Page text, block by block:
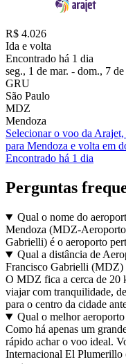
R$ 4.026
Ida e volta
Encontrado há 1 dia
seg., 1 de mar. - dom., 7 de
GRU
São Paulo
MDZ
Mendoza
Selecionar o voo da
para Mendoza e volta em
Encontrado há 1 dia
Perguntas
Qual o nome do
Mendoza (MDZ-
Gabrielli) é o aeroporto
Qual a distância de
Francisco Gabrielli (MDZ)
O MDZ fica a cerca de 20
viajar com tranquilidade,
para o centro da cidade
Qual o melhor
Como há apenas um
rápido achar o voo ideal.
Internacional El